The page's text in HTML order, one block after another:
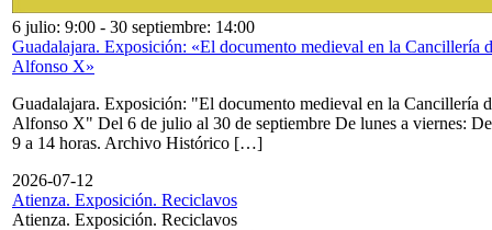
6 julio: 9:00 - 30 septiembre: 14:00
Guadalajara. Exposición: «El documento medieval en la Cancillería
Alfonso X»
Guadalajara. Exposición: "El documento medieval en la Cancillería
Alfonso X" Del 6 de julio al 30 de septiembre De lunes a viernes: De
9 a 14 horas. Archivo Histórico […]
2026-07-12
Atienza. Exposición. Reciclavos
Atienza. Exposición. Reciclavos